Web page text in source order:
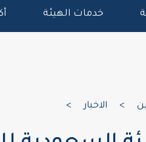
خدمات الهيئة
> الاخبار >